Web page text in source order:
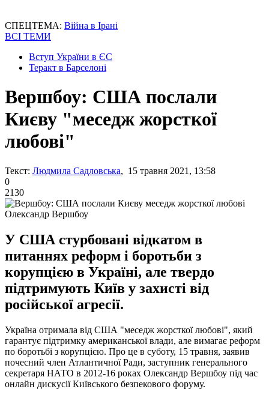
СПЕЦТЕМА: Війна в Ірані
ВСІ ТЕМИ
Вступ України в ЄС
Теракт в Барселоні
Вершбоу: США послали
Києву "меседж жорсткої
любові"
Текст: Людмила Садловська, 15 травня 2021, 13:58
0
2130
Олександр Вершбоу
У США стурбовані відкатом в
питаннях реформ і боротьби з
корупцією в Україні, але твердо
підтримують Київ у захисті від
російської агресії.
Україна отримала від США "меседж жорсткої любові", який
гарантує підтримку американської влади, але вимагає реформ
по боротьбі з корупцією. Про це в суботу, 15 травня, заявив
почесний член Атлантичної Ради, заступник генерального
секретаря НАТО в 2012-16 роках Олександр Вершбоу під час
онлайн дискусії Київського безпекового форуму.